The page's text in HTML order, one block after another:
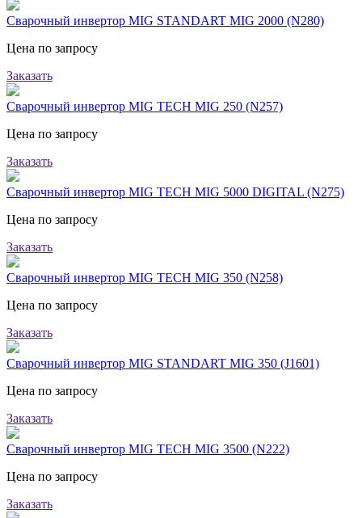
Сварочный инвертор MIG STANDART MIG 2000 (N280)
Цена по запросу
Заказать
Сварочный инвертор MIG TECH MIG 250 (N257)
Цена по запросу
Заказать
Сварочный инвертор MIG TECH MIG 5000 DIGITAL (N275)
Цена по запросу
Заказать
Сварочный инвертор MIG TECH MIG 350 (N258)
Цена по запросу
Заказать
Сварочный инвертор MIG STANDART MIG 350 (J1601)
Цена по запросу
Заказать
Сварочный инвертор MIG TECH MIG 3500 (N222)
Цена по запросу
Заказать